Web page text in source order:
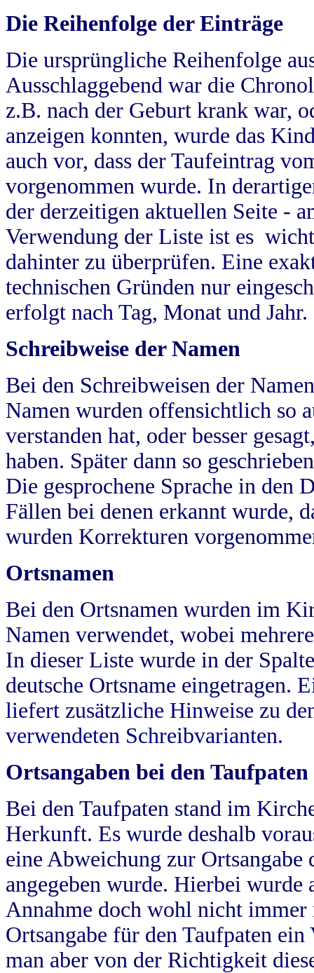
Die Reihenfolge der Einträge
Die ursprüngliche Reihenfolge
Ausschlaggebend war die
z.B. nach der Geburt krank war,
anzeigen konnten, wurde das
auch vor, dass der Taufeintrag
vorgenommen wurde. In
der derzeitigen aktuellen Seite -
Verwendung der Liste ist es
dahinter zu überprüfen. Eine
technischen Gründen nur
erfolgt nach Tag, Monat und Jahr.
Schreibweise der Namen
Bei den Schreibweisen der
Namen wurden offensichtlich so
verstanden hat, oder besser
haben. Später dann so
Die gesprochene Sprache in
Fällen bei denen erkannt wurde,
wurden Korrekturen
Ortsnamen
Bei den Ortsnamen wurden im
Namen verwendet, wobei
In dieser Liste wurde in der
deutsche Ortsname eingetragen.
liefert zusätzliche Hinweise zu
verwendeten Schreibvarianten.
Ortsangaben bei den Taufpaten
Bei den Taufpaten stand im
Herkunft. Es wurde deshalb
eine Abweichung zur
angegeben wurde. Hierbei wurde
Annahme doch wohl nicht
Ortsangabe für den Taufpaten
man aber von der Richtigkeit